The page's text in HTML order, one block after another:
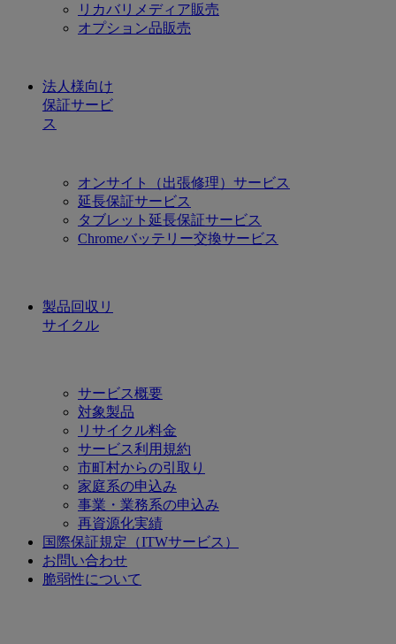
リカバリメディア販売
オプション品販売
法人様向け
保証サービ
ス
オンサイト（出張修理）サービス
延長保証サービス
タブレット延長保証サービス
Chromeバッテリー交換サービス
製品回収リ
サイクル
サービス概要
対象製品
リサイクル料金
サービス利用規約
市町村からの引取り
家庭系の申込み
事業・業務系の申込み
再資源化実績
国際保証規定（ITWサービス）
お問い合わせ
脆弱性について